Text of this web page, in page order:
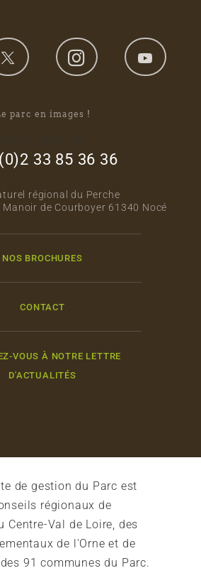
parc en images !
33 85 36 36
régional du Perche
de Courboyer 61340 Nocé
NOS BROCHURES
CONTACT
VOUS À NOTRE LETTRE
D'ACTUALITÉS
de gestion du Parc est
régionaux de
Centre-Val de Loire, des
de l'Orne et de
91 communes du Parc.